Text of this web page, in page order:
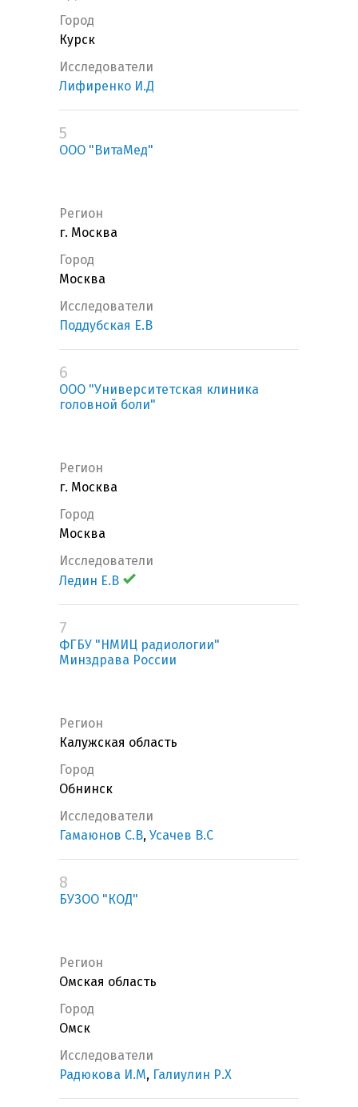
Город
Курск
Исследователи
Лифиренко И.Д
5
ООО "ВитаМед"
Регион
г. Москва
Город
Москва
Исследователи
Поддубская Е.В
6
ООО "Университетская клиника
головной боли"
Регион
г. Москва
Город
Москва
Исследователи
Ледин Е.В
7
ФГБУ "НМИЦ радиологии"
Минздрава России
Регион
Калужская область
Город
Обнинск
Исследователи
Гамаюнов С.В, Усачев В.С
8
БУЗОО "КОД"
Регион
Омская область
Город
Омск
Исследователи
Радюкова И.М, Галиулин Р.Х